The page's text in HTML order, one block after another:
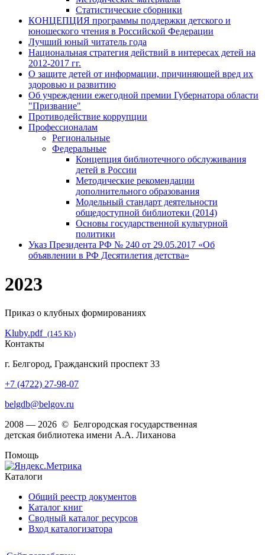
Статистические сборники
КОНЦЕПЦИЯ программы поддержки детского и
юношеского чтения в Российской Федерации
Лучший юный читатель года
Национальная стратегия действий в интересах детей на
2012-2017 гг.
О защите детей от информации, причиняющей вред их
здоровью и развитию
Об учреждении ежегодной премии Губернатора области
"Призвание"
Противодействие коррупции
Профессионалам
Региональные
Федеральные
Концепция библиотечного обслуживания
детей в России
Методические рекомендации
дополнительного образования
Модельный стандарт деятельности
общедоступной библиотеки (2014)
Основы государственной культурной
политики
Указ Президента РФ № 240 от 29.05.2017 «Об
объявлении в РФ Десятилетия детства»
2023
Приказ о клубных формированиях
Kluby.pdf (145 Kb)
Контакты
г. Белгород, Гражданский проспект 33
+7 (4722) 27-98-07
belgdb@belgov.ru
2008 — 2026 © Белгородская государственная
детская библиотека имени А.А. Лиханова
Помощь
Каталоги
Общий реестр документов
Каталог книг
Сводный каталог ресурсов
Вход каталогизатора